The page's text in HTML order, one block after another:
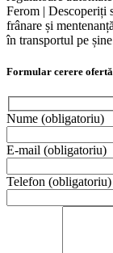
Formular cerere ofertă
Nume (obligatoriu)
E-mail (obligatoriu)
Telefon (obligatoriu)